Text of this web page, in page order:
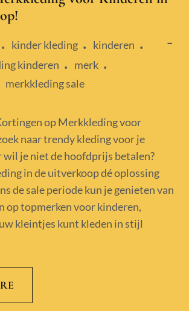
kinder kleding
kinderen
kinderen
merk
merkkleding sale
op Merkkleding voor
naar trendy kleding voor je
wil je niet de hoofdprijs betalen?
in de uitverkoop dé oplossing
de sale periode kun je genieten van
op topmerken voor kinderen,
kleintjes kunt kleden in stijl